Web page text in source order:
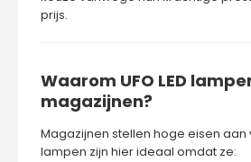
prijs.
Waarom UFO LED
magazijnen?
Magazijnen stellen hoge eisen aan
lampen zijn hier ideaal omdat ze: